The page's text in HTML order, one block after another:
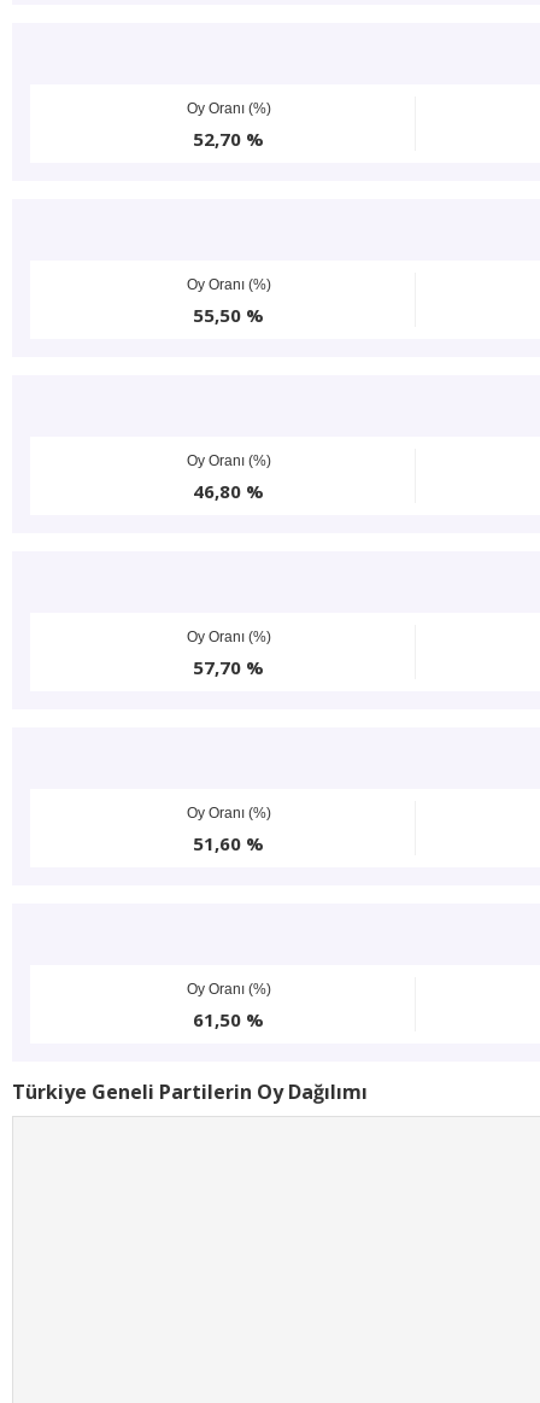
Oy Oranı (%)
52,70 %
Oy Oranı (%)
55,50 %
Oy Oranı (%)
46,80 %
Oy Oranı (%)
57,70 %
Oy Oranı (%)
51,60 %
Oy Oranı (%)
61,50 %
Türkiye Geneli Partilerin Oy Dağılımı